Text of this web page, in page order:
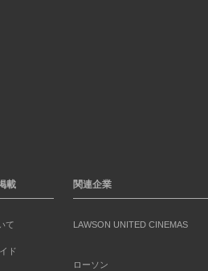
載
て
ド
関連企業
LAWSON UNITED CINEMAS
ローソン